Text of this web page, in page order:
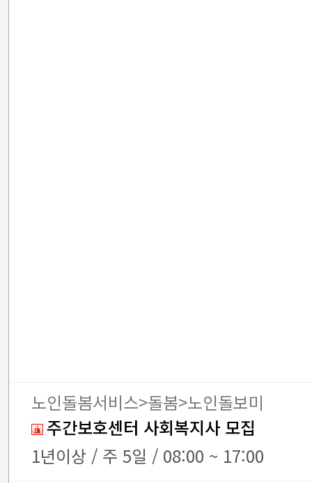
노인돌봄서비스>돌봄>노인돌보미
주간보호센터 사회복지사 모집
1년이상 / 주 5일 / 08:00 ~ 17:00